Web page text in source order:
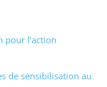
pour l’action
de sensibilisation au